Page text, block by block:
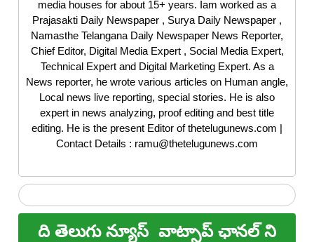
media houses for about 15+ years. Iam worked as a
Prajasakti Daily Newspaper , Surya Daily Newspaper ,
Namasthe Telangana Daily Newspaper News Reporter,
Chief Editor, Digital Media Expert , Social Media Expert,
Technical Expert and Digital Marketing Expert. As a
News reporter, he wrote various articles on Human angle,
Local news live reporting, special stories. He is also
expert in news analyzing, proof editing and best title
editing. He is the present Editor of thetelugunews.com |
Contact Details : ramu@thetelugunews.com
ది తెలుగు న్యూస్ వాట్సాప్ ఛానల్ ని